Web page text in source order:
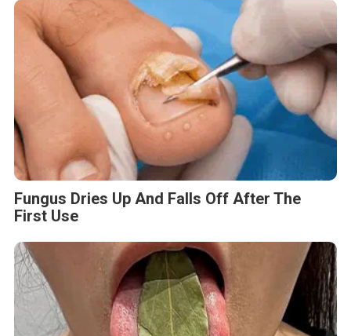
Fungus Dries Up And Falls Off After The
First Use